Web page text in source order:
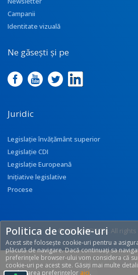
Campanii
Identitate vizuală
Ne găsești și pe
Juridic
Legislație învățământ superior
Legislație CDI
Legislație Europeană
Inițiative legislative
Procese
© 2017 UEFISCDI. All
[T: 0.281, O: 92]
Politica de cookie-uri
Acest site folosește cookie-uri pentru a
plăcută de navigare. Dacă continuați sa
preferințele browser-ului vom considera că
cookie-uri pe acest site. Găsiți mai multe
modificarea preferințelor aici.